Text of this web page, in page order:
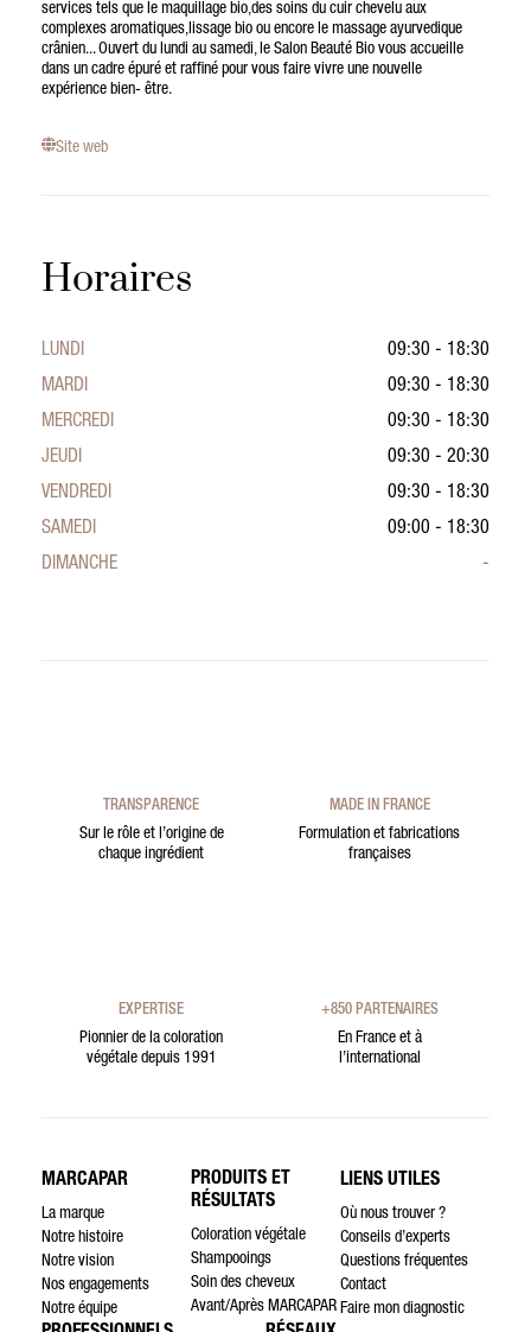
services tels que le maquillage bio,des soins du cuir chevelu aux
complexes aromatiques,lissage bio ou encore le massage ayurvedique
crânien... Ouvert du lundi au samedi, le Salon Beauté Bio vous accueille
dans un cadre épuré et raffiné pour vous faire vivre une nouvelle
expérience bien- être.
Site web
Horaires
LUNDI
09:30 - 18:30
MARDI
09:30 - 18:30
MERCREDI
09:30 - 18:30
JEUDI
09:30 - 20:30
VENDREDI
09:30 - 18:30
SAMEDI
09:00 - 18:30
DIMANCHE
-
TRANSPARENCE
Sur le rôle et l’origine de
chaque ingrédient
MADE IN FRANCE
Formulation et fabrications
françaises
EXPERTISE
Pionnier de la coloration
végétale depuis 1991
+850 PARTENAIRES
En France et à
l’international
MARCAPAR
La marque
Notre histoire
Notre vision
Nos engagements
Notre équipe
PRODUITS ET
RÉSULTATS
Coloration végétale
Shampooings
Soin des cheveux
Avant/Après MARCAPAR
LIENS UTILES
Où nous trouver ?
Conseils d’experts
Questions fréquentes
Contact
Faire mon diagnostic